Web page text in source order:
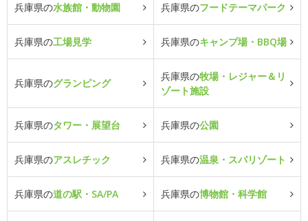
兵庫県の水族館・動物園 兵庫県のフードテーマパーク
兵庫県の工場見学 兵庫県のキャンプ場・BBQ場
兵庫県のグランピング
兵庫県の牧場・レジャー＆リ
ゾート施設
兵庫県のタワー・展望台 兵庫県の公園
兵庫県のアスレチック 兵庫県の温泉・スパリゾート
兵庫県の道の駅・SA/PA 兵庫県の博物館・科学館